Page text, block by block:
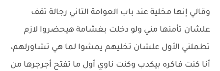
وقالي إنها مخلية عند باب العوامة التاني رجالة تقف
علشان تأمنها مني ولو دخلت بغشامة هيحضروا لازم
تطملني الأول علشان تخليهم يمشوا لما هي تشاورلهم،
أنا كنت فاكره بيكدب وكنت ناوي أول ما تفتح أجرجرها من